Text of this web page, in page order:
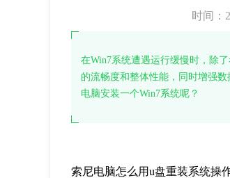
时间：
在Win7系统遭遇运行缓慢时，除
的流畅度和整体性能，同时增强
电脑安装一个Win7系统呢？
索尼电脑怎么用u盘重装系统操